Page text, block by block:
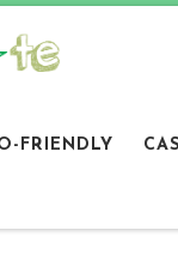
FRIENDLY